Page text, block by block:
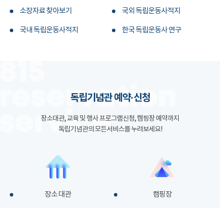
소장자료 찾아보기 국외 독립운동사적지
국내 독립운동사적지 한국 독립운동사 연구
독립기념관 예약·신청
장소대관, 교육 및 행사 프로그램신청, 캠핑장 예약까지
독립기념관의 모든서비스를 누려보세요!
장소 대관 캠핑장